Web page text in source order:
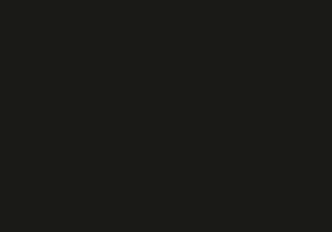
oitavas da Copa Sul-Americana; Paulinho fica